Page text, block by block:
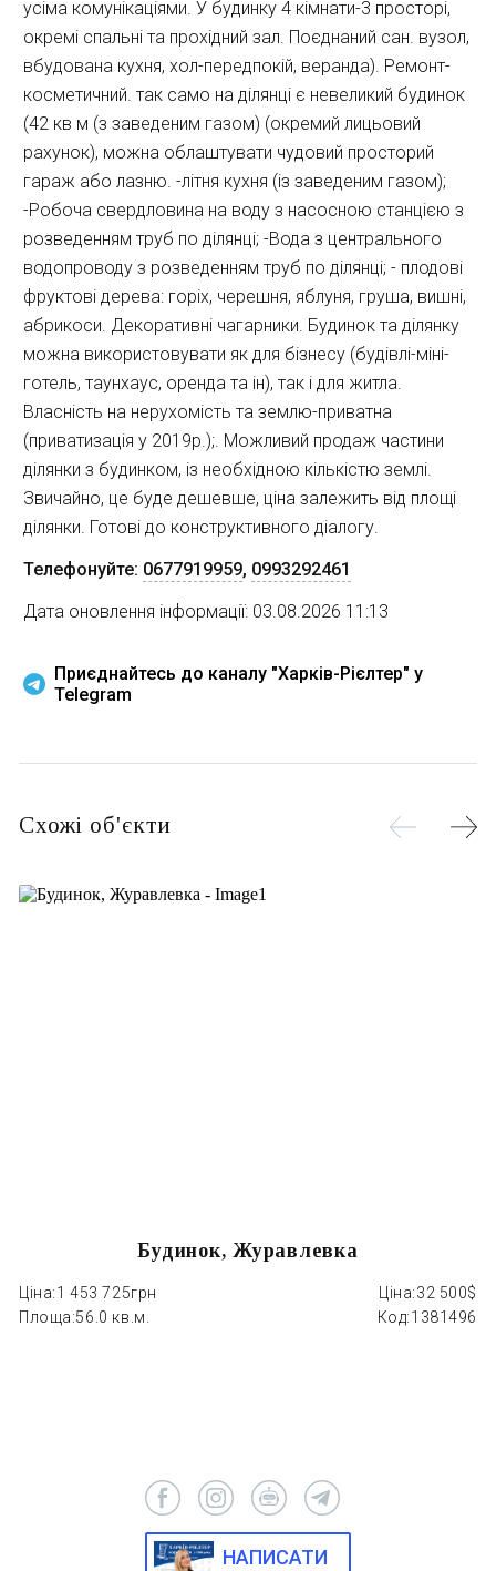
усіма комунікаціями. У будинку 4 кімнати-3 просторі,
окремі спальні та прохідний зал. Поєднаний сан. вузол,
вбудована кухня, хол-передпокій, веранда). Ремонт-
косметичний. так само на ділянці є невеликий будинок
(42 кв м (з заведеним газом) (окремий лицьовий
рахунок), можна облаштувати чудовий просторий
гараж або лазню. -літня кухня (із заведеним газом);
-Робоча свердловина на воду з насосною станцією з
розведенням труб по ділянці; -Вода з центрального
водопроводу з розведенням труб по ділянці; - плодові
фруктові дерева: горіх, черешня, яблуня, груша, вишні,
абрикоси. Декоративні чагарники. Будинок та ділянку
можна використовувати як для бізнесу (будівлі-міні-
готель, таунхаус, оренда та ін), так і для житла.
Власність на нерухомість та землю-приватна
(приватизація у 2019р.);. Можливий продаж частини
ділянки з будинком, із необхідною кількістю землі.
Звичайно, це буде дешевше, ціна залежить від площі
ділянки. Готові до конструктивного діалогу.
Телефонуйте: 0677919959, 0993292461
Дата оновлення інформації: 03.08.2026 11:13
Приєднайтесь до каналу "Харків-Рієлтер" у
Telegram
Схожі об'єкти
Будинок, Журавлевка
Ціна:1 453 725грн Ціна:32 500$
Площа:56.0 кв.м. Код:1381496
НАПИСАТИ